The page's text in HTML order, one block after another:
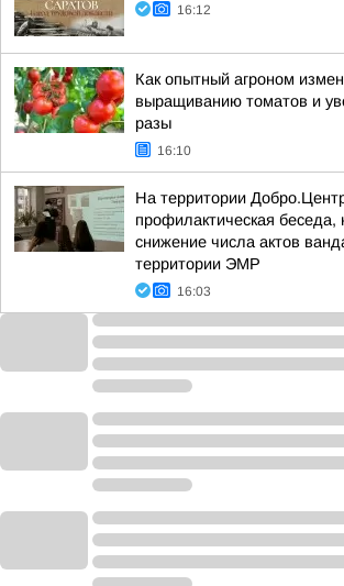
16:12
Как опытный агроном
выращиванию томатов и
разы
16:10
На территории
профилактическая беседа,
снижение числа актов
территории ЭМР
16:03